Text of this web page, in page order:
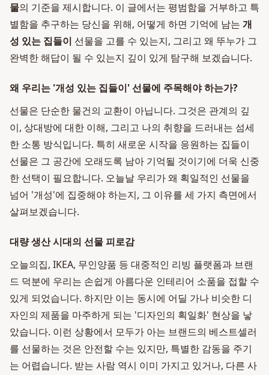
물의 기준을 제시합니다. 이 글에서는 평범함을 거부하고 특
별함을 추구하는 당신을 위해, 어떻게 하면 기억에 남는 개
성 있는 집들이 선물을 고를 수 있는지, 그리고 왜 뚜누가 그
완벽한 해답이 될 수 있는지 깊이 있게 탐구해 보겠습니다.
왜 우리는 '개성 있는 집들이' 선물에 주목해야 하는가?
선물은 단순한 물건의 교환이 아닙니다. 그것은 관계의 깊
이, 상대방에 대한 이해, 그리고 나의 취향을 드러내는 섬세
한 소통 방식입니다. 특히 새로운 시작을 응원하는 집들이
선물은 그 공간에 오래도록 남아 기억될 것이기에 더욱 신중
한 선택이 필요합니다. 오늘날 우리가 왜 획일적인 선물을
넘어 '개성'에 집중해야 하는지, 그 이유를 세 가지 측면에서
살펴보겠습니다.
대량 생산 시대의 선물 피로감
오늘의집, IKEA, 무인양품 등 대중적인 리빙 플랫폼과 브랜
드 덕분에 우리는 손쉽게 아름다운 인테리어 소품을 접할 수
있게 되었습니다. 하지만 이는 동시에 어딜 가나 비슷한 디
자인의 제품을 마주하게 되는 '디자인의 획일화' 현상을 낳
았습니다. 이런 상황에서 모두가 아는 브랜드의 베스트셀러
를 선물하는 것은 안전할 수는 있지만, 특별한 감동을 주기
는 어렵습니다. 받는 사람 역시 이미 가지고 있거나, 다른 사